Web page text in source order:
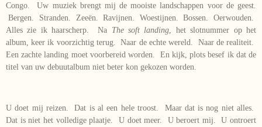
Congo. Uw muziek brengt mij de mooiste landschappen voor de geest.
Bergen. Stranden. Zeeën. Ravijnen. Woestijnen. Bossen. Oerwouden.
Alles zie ik haarscherp. Na The soft landing , het slotnummer op het
album, keer ik voorzichtig terug. Naar de echte wereld. Naar de realiteit.
Een zachte landing moet voorbereid worden. En kijk, plots besef ik dat de
titel van uw debuutalbum niet beter kon gekozen worden.
U doet mij reizen. Dat is al een hele troost. Maar dat is nog niet alles.
Dat is niet het volledige plaatje. U doet meer. U beroert mij. U ontroert